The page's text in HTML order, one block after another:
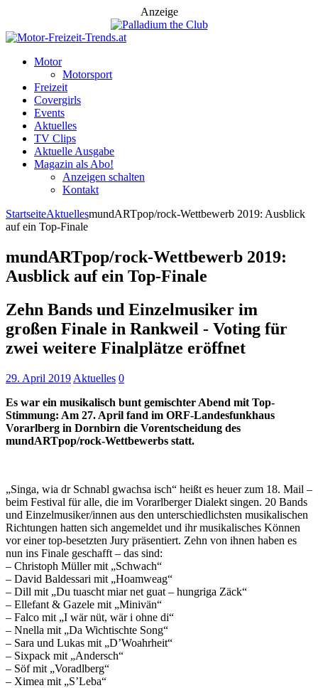
Anzeige
Motor
Motorsport
Freizeit
Covergirls
Events
Aktuelles
TV Clips
Aktuelle Ausgabe
Magazin als Abo!
Anzeigen schalten
Kontakt
StartseiteAktuellesmundARTpop/rock-Wettbewerb 2019: Ausblick
auf ein Top-Finale
mundARTpop/rock-Wettbewerb 2019:
Ausblick auf ein Top-Finale
Zehn Bands und Einzelmusiker im
großen Finale in Rankweil - Voting für
zwei weitere Finalplätze eröffnet
29. April 2019 Aktuelles 0
Es war ein musikalisch bunt gemischter Abend mit Top-
Stimmung: Am 27. April fand im ORF-Landesfunkhaus
Vorarlberg in Dornbirn die Vorentscheidung des
mundARTpop/rock-Wettbewerbs statt.
„Singa, wia dr Schnabl gwachsa isch“ heißt es heuer zum 18. Mail –
beim Festival für alle, die im Vorarlberger Dialekt singen. 20 Bands
und Einzelmusiker/innen aus den unterschiedlichsten musikalischen
Richtungen hatten sich angemeldet und ihr musikalisches Können
vor einer top-besetzten Jury präsentiert. Zehn von ihnen haben es
nun ins Finale geschafft – das sind:
– Christoph Müller mit „Schwach“
– David Baldessari mit „Hoamweag“
– Dill mit „Du tuascht miar net guat – hungriga Zäck“
– Ellefant & Gazele mit „Minivän“
– Falco mit „I wär nüt, wär i ohne di“
– Nnella mit „Da Wichtischte Song“
– Sara und Lukas mit „D’Woahrheit“
– Sixpack mit „Andersch“
– Söf mit „Voradlberg“
– Ximea mit „S’Leba“